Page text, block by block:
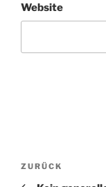
Website
Vorheriger
Beitrag
ZURÜCK